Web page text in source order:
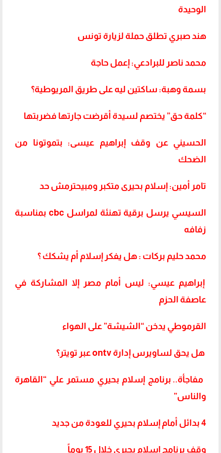
الوحيدة
هند صبري تطلق حملة لزيارة تونس
محمد ناصر للبرادعي: إعمل حاجة
بسمة وهبة: ساكتين ليه على طريق المريوطية؟
“كلمة حق” يختصم لسيدة أقرضت جارتها فضربتها
الحسيني عن وقف إبراهيم عيسى: بتموتونا من
الضحك
تامر أمين: إسلام بحيرى متكبر ومبيحترمش حد
السيسي يرسل برقية تهنئة لمراسل cbc بمناسبة
زفافه
محمد حليم بركات : هل يفكر إسلام أم يشكك ؟
إبراهيم عيسي: ليس أمام مصر إلا المشاركة في
عاصفة الحزم
القرموطي يدخن “الشيشة” على الهواء
هل يحق لساويرس إدارة ontv عبر تويتر؟
مفاجأة.. برنامج إسلام بحيري مستمر علي “القاهرة
والناس”
4 بدائل أمام إسلام بحيري للعودة من جديد
وقف برنامج إسلام بحيري خلال 15 يوماً